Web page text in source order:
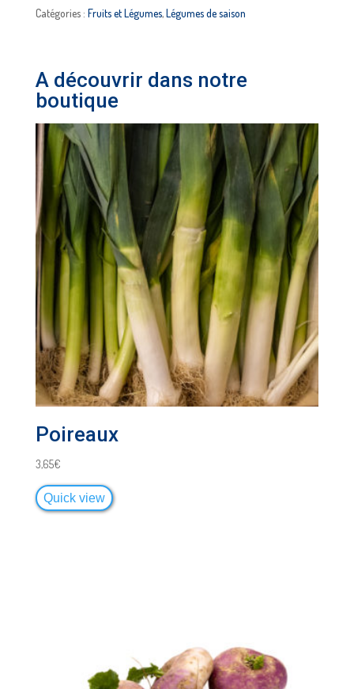
rave
Catégories : Fruits et Légumes,Légumes de saison
A découvrir dans notre
boutique
Poireaux
3,65€
Quick view